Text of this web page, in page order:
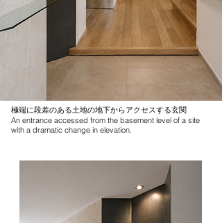
​極端に段差のある土地の地下からアクセスする玄関
An entrance accessed from the basement level of a site
with a dramatic change in elevation.